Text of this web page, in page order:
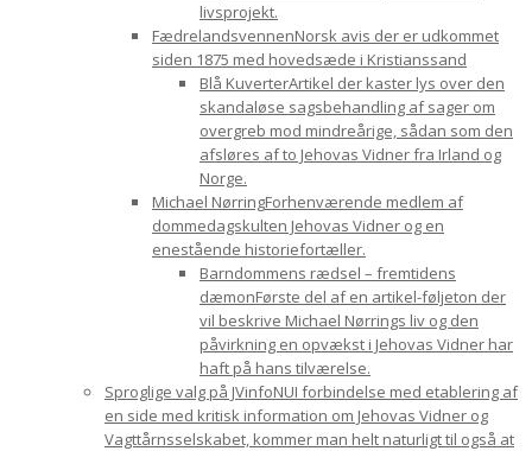
livsprojekt.
FædrelandsvennenNorsk avis der er udkommet
siden 1875 med hovedsæde i Kristianssand
Blå KuverterArtikel der kaster lys over den
skandaløse sagsbehandling af sager om
overgreb mod mindreårige, sådan som den
afsløres af to Jehovas Vidner fra Irland og
Norge.
Michael NørringForhenværende medlem af
dommedagskulten Jehovas Vidner og en
enestående historiefortæller.
Barndommens rædsel – fremtidens
dæmonFørste del af en artikel-føljeton der
vil beskrive Michael Nørrings liv og den
påvirkning en opvækst i Jehovas Vidner har
haft på hans tilværelse.
Sproglige valg på JVinfoNUI forbindelse med etablering af
en side med kritisk information om Jehovas Vidner og
Vagttårnsselskabet, kommer man helt naturligt til også at